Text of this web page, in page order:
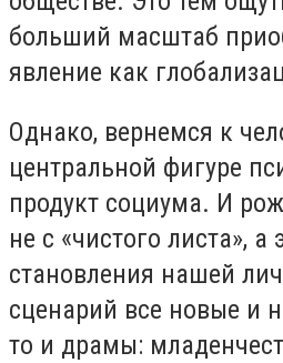
больший масштаб
явление как
Однако, вернемся к
центральной фигуре
продукт социума. И
не с «чистого листа», а
становления нашей
сценарий все новые и
то и драмы: